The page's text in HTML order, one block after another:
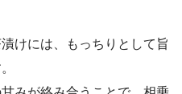
けには、もっちりとして旨